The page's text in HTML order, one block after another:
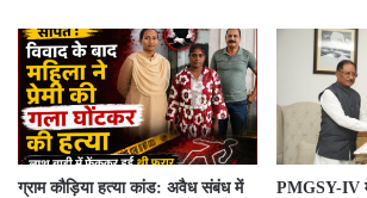
ग्राम कौड़िया हत्या कांड: अवैध संबंध में
PMGSY-IV